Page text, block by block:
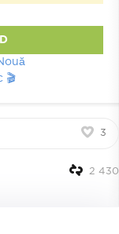
🎬
3
2 430